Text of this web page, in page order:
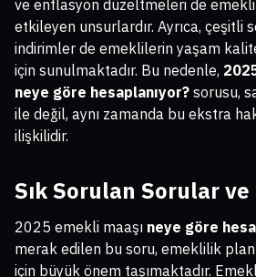
ve enflasyon düzeltmeleri de
etkileyen unsurlardır. Ayrıca, çeşitli
indirimler de emeklilerin yaşam
için sunulmaktadır. Bu nedenle,
neye göre hesaplanıyor? sorusu,
ile değil, aynı zamanda bu ekstra
ilişkilidir.
Sık Sorulan Sorular ve
2025 emekli maaşı neye göre
merak edilen bu soru, emeklilik
için büyük önem taşımaktadır.